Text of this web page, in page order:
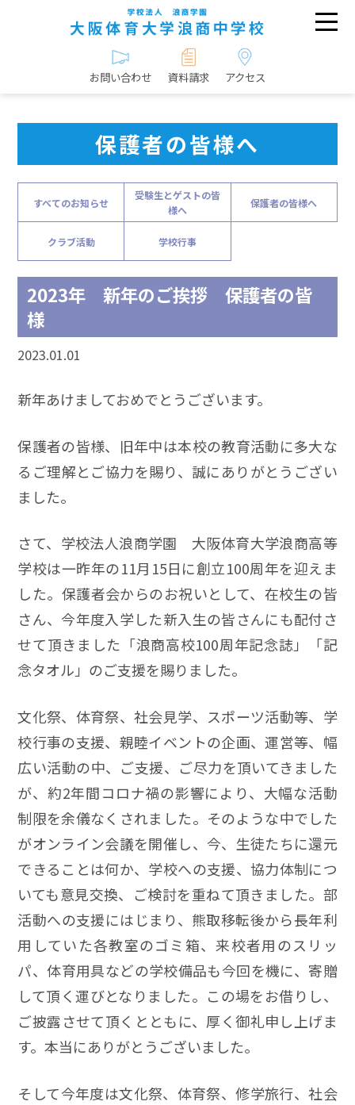
お問い合わせ 資料請求 アクセス
保護者の皆様へ
すべてのお知らせ
受験生とゲストの皆
様へ
保護者の皆様へ
クラブ活動 学校行事
2023年 新年のご挨拶 保護者の皆
様
2023.01.01
新年あけましておめでとうございます。
保護者の皆様、旧年中は本校の教育活動に多大な
るご理解とご協力を賜り、誠にありがとうござい
ました。
さて、学校法人浪商学園 大阪体育大学浪商高等
学校は一昨年の11月15日に創立100周年を迎えま
した。保護者会からのお祝いとして、在校生の皆
さん、今年度入学した新入生の皆さんにも配付さ
せて頂きました「浪商高校100周年記念誌」「記
念タオル」のご支援を賜りました。
文化祭、体育祭、社会見学、スポーツ活動等、学
校行事の支援、親睦イベントの企画、運営等、幅
広い活動の中、ご支援、ご尽力を頂いてきました
が、約2年間コロナ禍の影響により、大幅な活動
制限を余儀なくされました。そのような中でした
がオンライン会議を開催し、今、生徒たちに還元
できることは何か、学校への支援、協力体制につ
いても意見交換、ご検討を重ねて頂きました。部
活動への支援にはじまり、熊取移転後から長年利
用していた各教室のゴミ箱、来校者用のスリッ
パ、体育用具などの学校備品も今回を機に、寄贈
して頂く運びとなりました。この場をお借りし、
ご披露させて頂くとともに、厚く御礼申し上げま
す。本当にありがとうございました。
そして今年度は文化祭、体育祭、修学旅行、社会